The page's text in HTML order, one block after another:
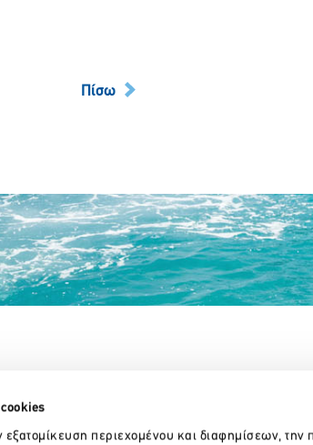
cookies
εξατομίκευση περιεχομένου και διαφημίσεων, την
Πίσω